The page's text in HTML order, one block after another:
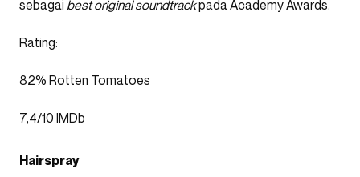
sebagai best original soundtrackpada Academy Awards.
Rating:
82% Rotten Tomatoes
7,4/10 IMDb
Hairspray